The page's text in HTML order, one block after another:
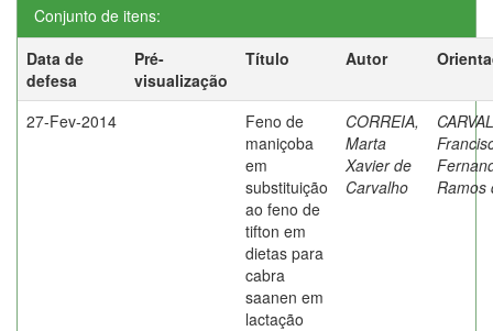
Conjunto de itens:
Data de
defesa
Pré-
visualização
Título Autor
27-Fev-2014
Feno de
maniçoba
em
substituição
ao feno de
tifton em
dietas para
cabra
saanen em
lactação
CORREIA,
Marta
Xavier de
Carvalho
Ramos